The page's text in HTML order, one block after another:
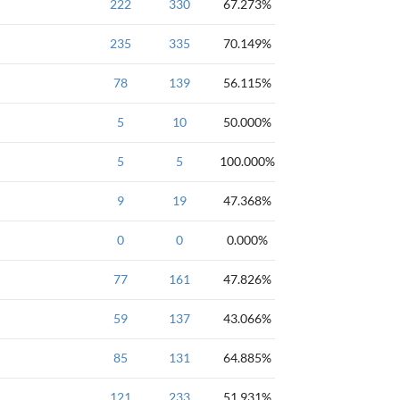
基础 一维数组 黄金
222 330 67.273%
基础 一维数组 黄金 桶排序
235 335 70.149%
一维数组
78 139 56.115%
AtCoder 基础 一维数组 循环
5 10 50.000%
AtCoder 基础 一维数组 算法
5 5 100.000%
字符串 循环 模拟
9 19 47.368%
AtCoder 初级 白银
0 0 0.000%
入门-中级 一维数组
77 161 47.826%
语言基础-数组
59 137 43.066%
语言基础-数组
85 131 64.885%
语言基础-数组
121 233 51.931%